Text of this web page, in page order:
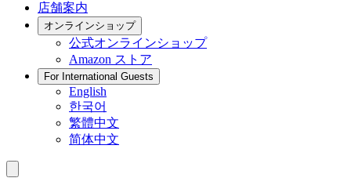
店舗案内
オンラインショップ
公式オンラインショップ
Amazon ストア
For International Guests
English
한국어
繁體中文
简体中文